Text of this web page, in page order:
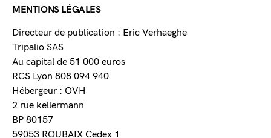
MENTIONS LÉGALES
Directeur de publication : Eric Verhaeghe
Tripalio SAS
Au capital de 51 000 euros
RCS Lyon 808 094 940
Hébergeur : OVH
2 rue kellermann
BP 80157
59053 ROUBAIX Cedex 1